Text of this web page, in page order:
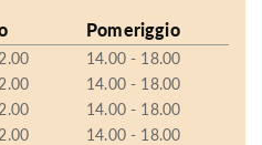
Pomeriggio
14.00 - 18.00
14.00 - 18.00
14.00 - 18.00
14.00 - 18.00